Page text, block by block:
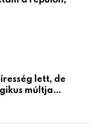
lett, de
múltja